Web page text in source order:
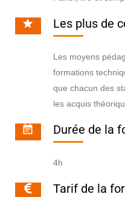
Les plus de
Les moyens
formations
que chacun des
les acquis
Durée de la
4h
Tarif de la